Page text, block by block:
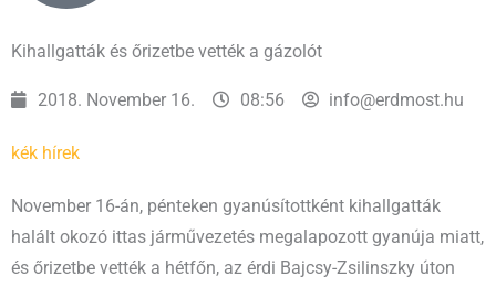
Kihallgatták és őrizetbe vették a gázolót
2018. November 16. 08:56 info@erdmost.hu
kék hírek
November 16-án, pénteken gyanúsítottként kihallgatták
halált okozó ittas járművezetés megalapozott gyanúja miatt,
és őrizetbe vették a hétfőn, az érdi Bajcsy-Zsilinszky úton